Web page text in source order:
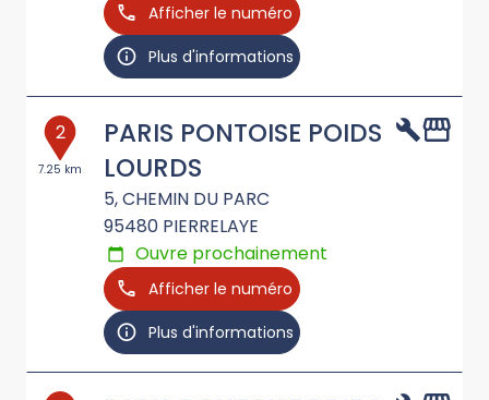
Afficher le numéro
Plus d'informations
2
7.25 km
PARIS PONTOISE POIDS
LOURDS
5, CHEMIN DU PARC
95480 PIERRELAYE
Ouvre prochainement
Afficher le numéro
Plus d'informations